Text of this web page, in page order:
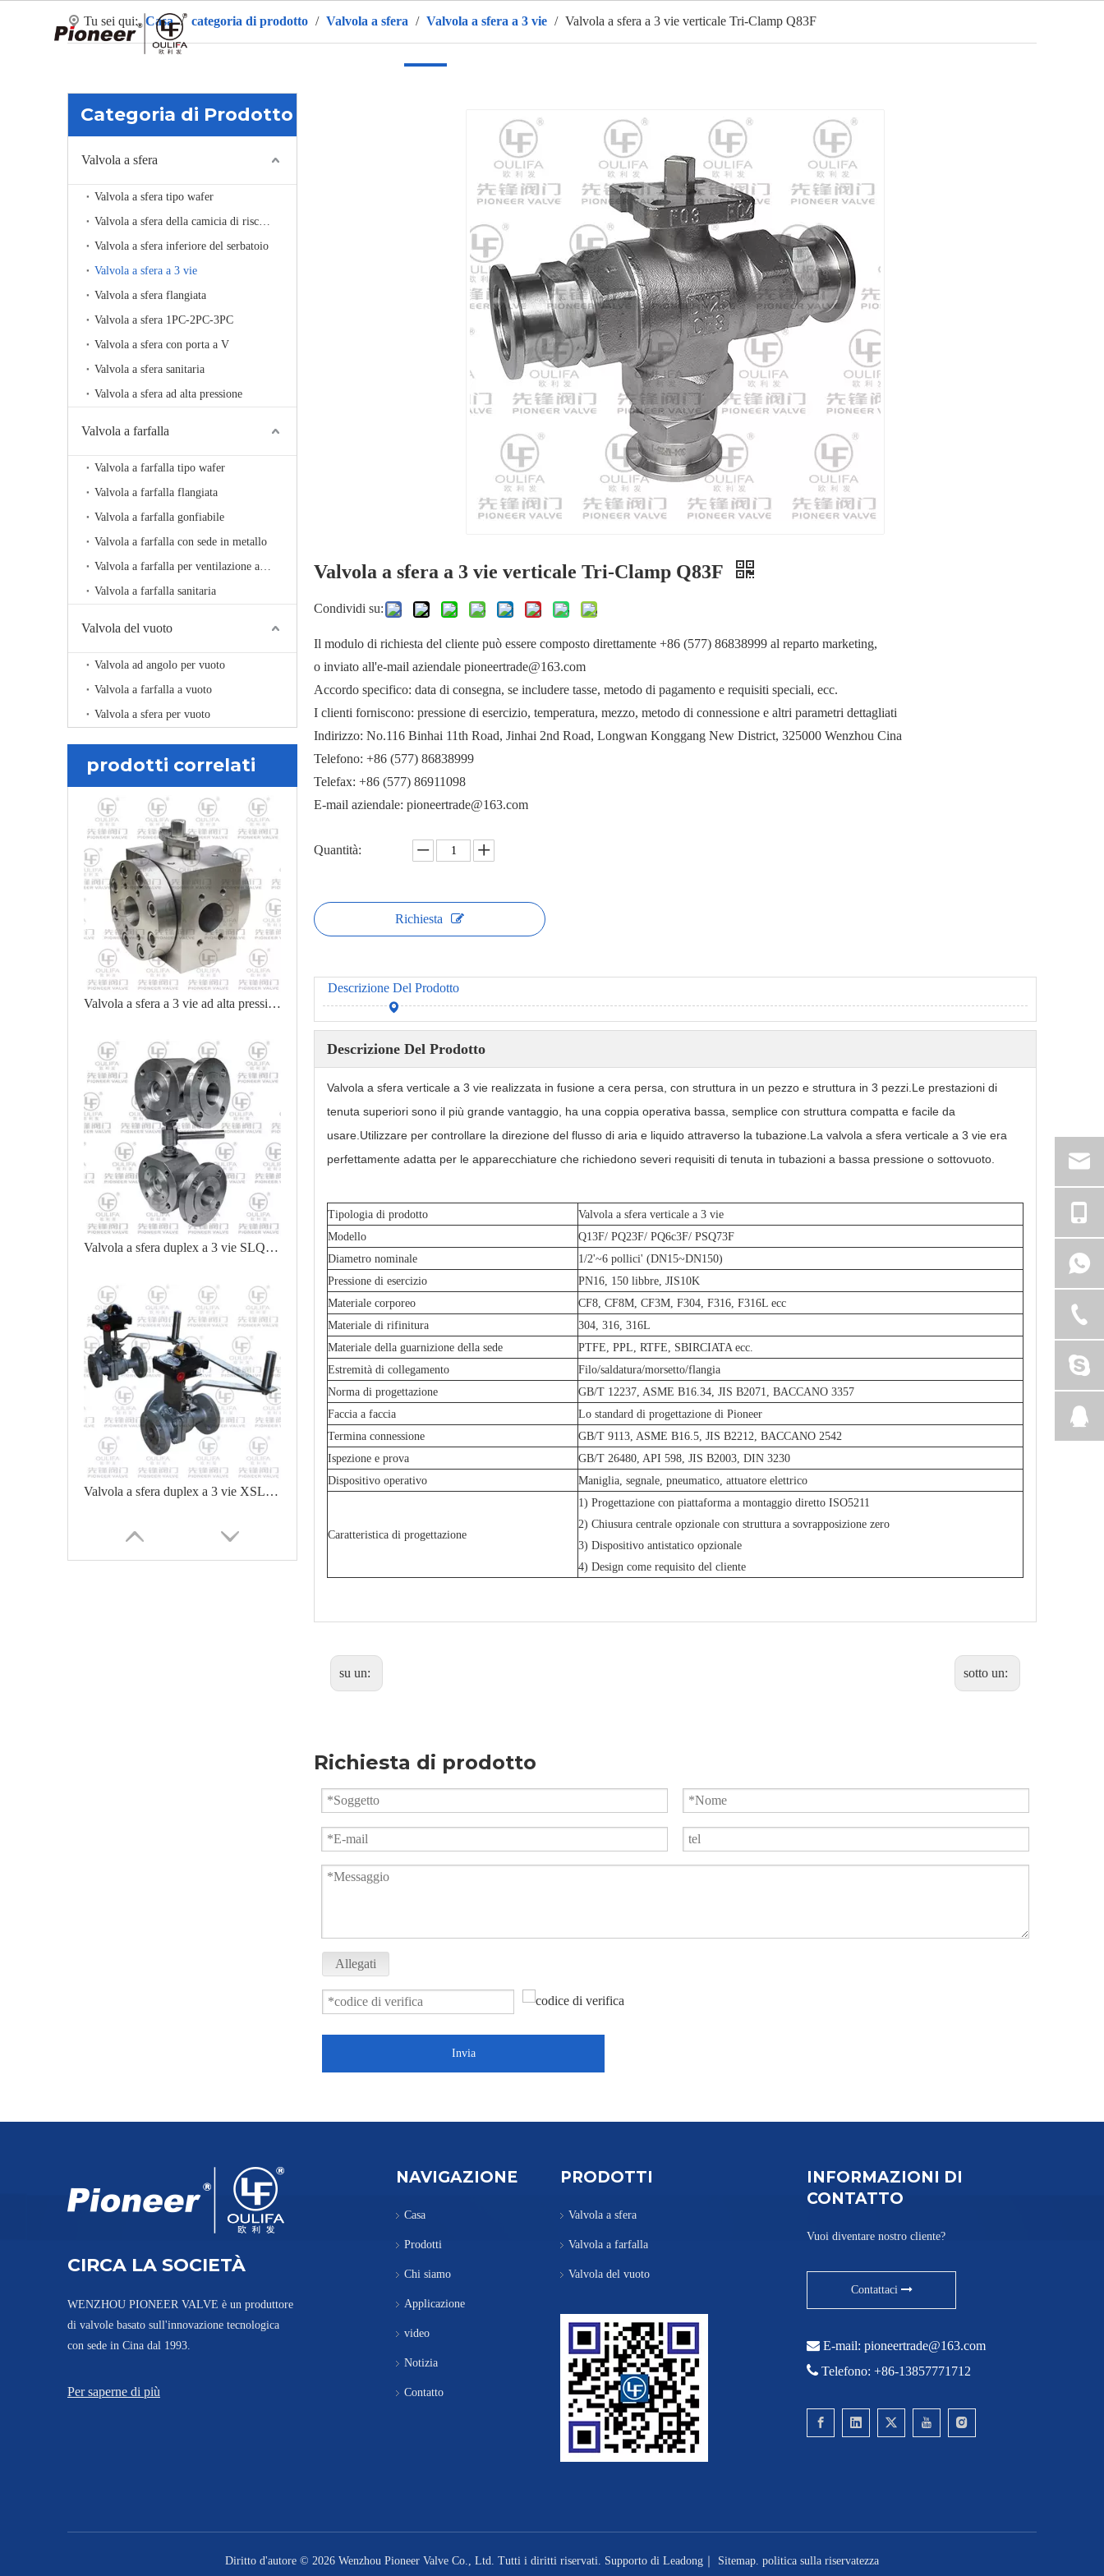
Tu sei qui: Casa / categoria di prodotto / Valvola a sfera / Valvola a sfera a 3 vie / Valvola a sfera a 3 vie verticale Tri-Clamp Q83F
Categoria di Prodotto
Valvola a sfera
Valvola a sfera tipo wafer
Valvola a sfera della camicia di riscaldamento
Valvola a sfera inferiore del serbatoio
Valvola a sfera a 3 vie
Valvola a sfera flangiata
Valvola a sfera 1PC-2PC-3PC
Valvola a sfera con porta a V
Valvola a sfera sanitaria
Valvola a sfera ad alta pressione
Valvola a farfalla
Valvola a farfalla tipo wafer
Valvola a farfalla flangiata
Valvola a farfalla gonfiabile
Valvola a farfalla con sede in metallo
Valvola a farfalla per ventilazione ad alta temperatura
Valvola a farfalla sanitaria
Valvola del vuoto
Valvola ad angolo per vuoto
Valvola a farfalla a vuoto
Valvola a sfera per vuoto
prodotti correlati
Valvola a sfera a 3 vie ad alta pressione Q44PEEK-3000PSI
Valvola a sfera duplex a 3 vie SLQ74F
Valvola a sfera duplex a 3 vie XSLQ44F
Valvola a sfera a 3 vie tipo wafer XSQ75F-16P
Valvola a sfera a 3 vie verticale Tri-Clamp Q83F
Condividi su:
Il modulo di richiesta del cliente può essere composto direttamente +86 (577) 86838999 al reparto marketing,
o inviato all'e-mail aziendale pioneertrade@163.com
Accordo specifico: data di consegna, se includere tasse, metodo di pagamento e requisiti speciali, ecc.
I clienti forniscono: pressione di esercizio, temperatura, mezzo, metodo di connessione e altri parametri dettagliati
Indirizzo: No.116 Binhai 11th Road, Jinhai 2nd Road, Longwan Konggang New District, 325000 Wenzhou Cina
Telefono: +86 (577) 86838999
Telefax: +86 (577) 86911098
E-mail aziendale: pioneertrade@163.com
Quantità:
Richiesta
Descrizione Del Prodotto
Descrizione Del Prodotto
Valvola a sfera verticale a 3 vie realizzata in fusione a cera persa, con struttura in un pezzo e struttura in 3 pezzi.Le prestazioni di
tenuta superiori sono il più grande vantaggio, ha una coppia operativa bassa, semplice con struttura compatta e facile da
usare.Utilizzare per controllare la direzione del flusso di aria e liquido attraverso la tubazione.La valvola a sfera verticale a 3 vie era
perfettamente adatta per le apparecchiature che richiedono severi requisiti di tenuta in tubazioni a bassa pressione o sottovuoto.
Tipologia di prodotto
Valvola a sfera verticale a 3 vie
Modello
Q13F/ PQ23F/ PQ6c3F/ PSQ73F
Diametro nominale
1/2'~6 pollici' (DN15~DN150)
Pressione di esercizio
PN16, 150 libbre, JIS10K
Materiale corporeo
CF8, CF8M, CF3M, F304, F316, F316L ecc
Materiale di rifinitura
304, 316, 316L
Materiale della guarnizione della sede
PTFE, PPL, RTFE, SBIRCIATA ecc.
Estremità di collegamento
Filo/saldatura/morsetto/flangia
Norma di progettazione
GB/T 12237, ASME B16.34, JIS B2071, BACCANO 3357
Faccia a faccia
Lo standard di progettazione di Pioneer
Termina connessione
GB/T 9113, ASME B16.5, JIS B2212, BACCANO 2542
Ispezione e prova
GB/T 26480, API 598, JIS B2003, DIN 3230
Dispositivo operativo
Maniglia, segnale, pneumatico, attuatore elettrico
Caratteristica di progettazione
1) Progettazione con piattaforma a montaggio diretto ISO5211
2) Chiusura centrale opzionale con struttura a sovrapposizione zero
3) Dispositivo antistatico opzionale
4) Design come requisito del cliente
su un: sotto un:
Richiesta di prodotto
Allegati
Invia
CIRCA LA SOCIETÀ
WENZHOU PIONEER VALVE è un produttore
di valvole basato sull'innovazione tecnologica
con sede in Cina dal 1993.
Per saperne di più
NAVIGAZIONE
Casa
Prodotti
Chi siamo
Applicazione
video
Notizia
Contatto
PRODOTTI
Valvola a sfera
Valvola a farfalla
Valvola del vuoto
INFORMAZIONI DI
CONTATTO
Vuoi diventare nostro cliente?
Contattaci
 E-mail: pioneertrade@163.com
 Telefono: +86-13857771712
Diritto d'autore © 2026 Wenzhou Pioneer Valve Co., Ltd. Tutti i diritti riservati. Supporto di Leadong ｜ Sitemap politica sulla riservatezza